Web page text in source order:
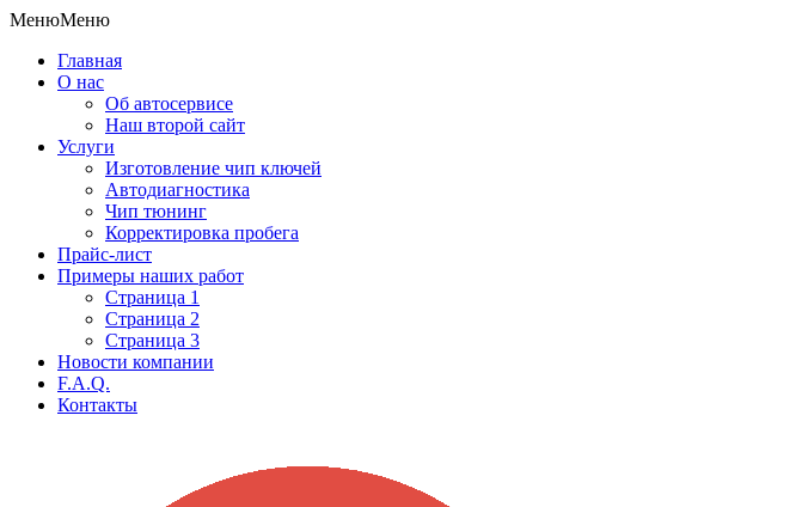
МенюМеню
Главная
О нас
Об автосервисе
Наш второй сайт
Услуги
Изготовление чип ключей
Автодиагностика
Чип тюнинг
Корректировка пробега
Прайс-лист
Примеры наших работ
Страница 1
Страница 2
Страница 3
Новости компании
F.A.Q.
Контакты